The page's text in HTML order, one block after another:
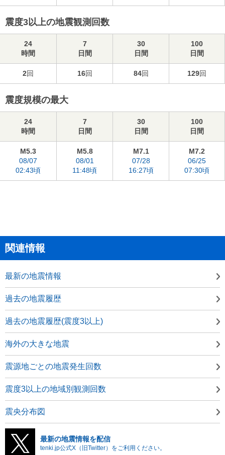
震度3以上の地震観測回数
24
時間
7
日間
30
日間
100
日間
2回 16回 84回 129回
震度規模の最大
24
時間
7
日間
30
日間
100
日間
M5.3
08/07
02:43頃
M5.8
08/01
11:48頃
M7.1
07/28
16:27頃
M7.2
06/25
07:30頃
関連情報
最新の地震情報
過去の地震履歴
過去の地震履歴(震度3以上)
海外の大きな地震
震源地ごとの地震発生回数
震度3以上の地域別観測回数
震央分布図
最新の地震情報を配信
tenki.jp公式X（旧Twitter）をご利用ください。